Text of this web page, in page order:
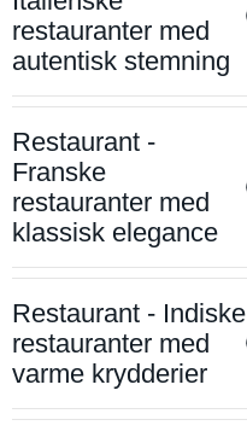
restauranter med
autentisk stemning
Restaurant -
Franske
restauranter med
klassisk elegance
Restaurant - Indiske
restauranter med
varme krydderier